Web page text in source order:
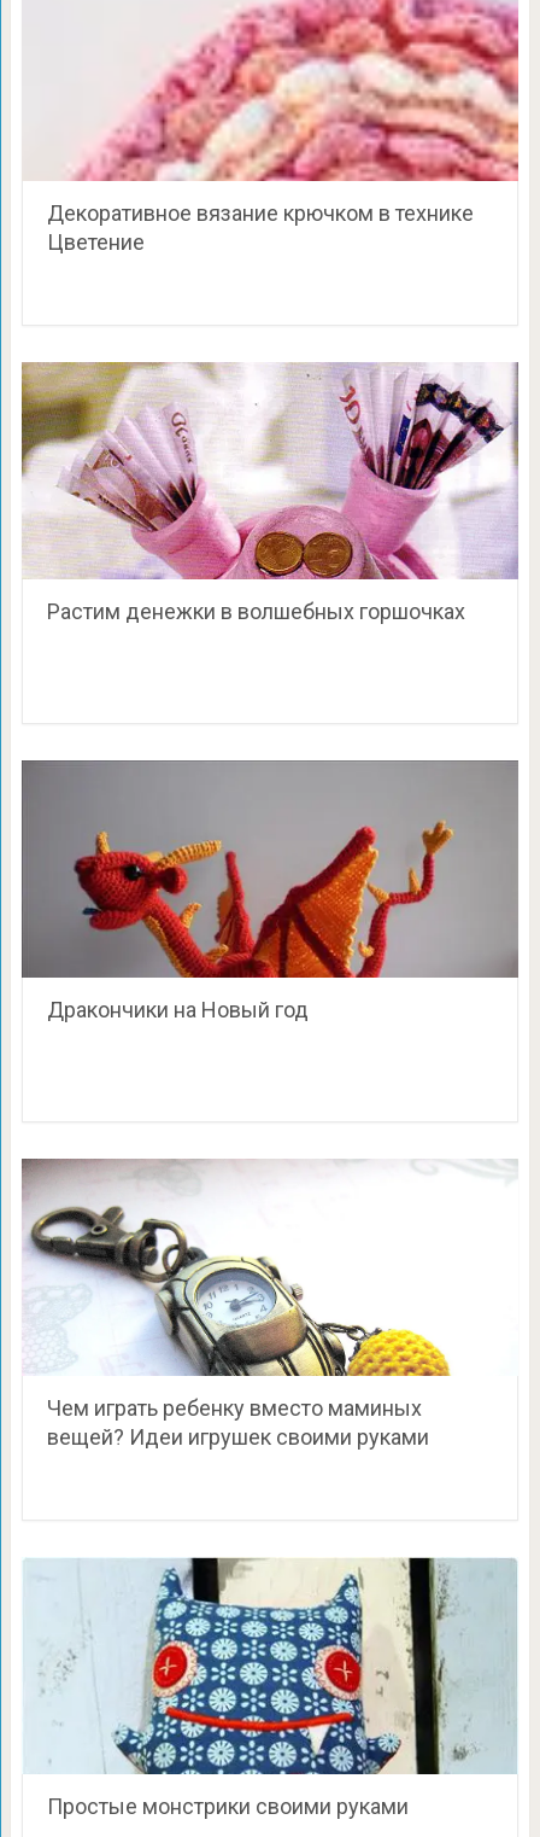
Декоративное вязание крючком в технике
Цветение
Растим денежки в волшебных горшочках
Дракончики на Новый год
Чем играть ребенку вместо маминых
вещей? Идеи игрушек своими руками
Простые монстрики своими руками